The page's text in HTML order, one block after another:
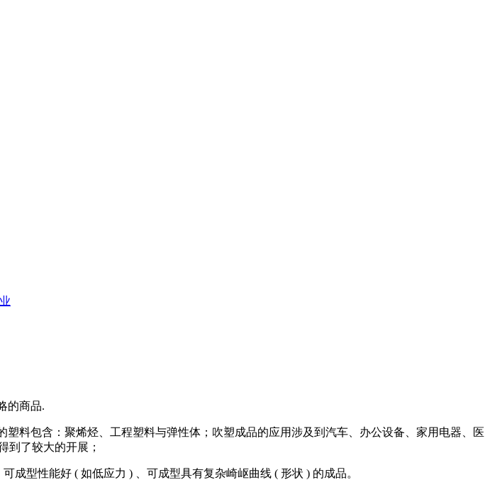
的商品.
包含：聚烯烃、工程塑料与弹性体；吹塑成品的应用涉及到汽车、办公设备、家用电器、医
到了较大的开展；
性能好 ( 如低应力 ) 、可成型具有复杂崎岖曲线 ( 形状 ) 的成品。